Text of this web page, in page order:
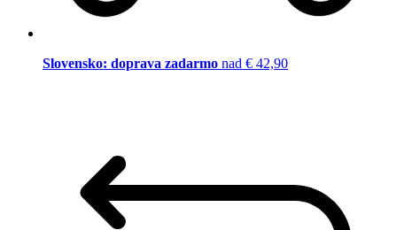
Slovensko: doprava zadarmo nad € 42,90